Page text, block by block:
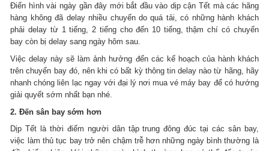
Điển hình vài ngày gần đây mới bắt đầu vào dịp cận Tết mà các hãng
hàng không đã delay nhiều chuyến do quá tải, có những hành khách
phải delay từ 1 tiếng, 2 tiếng cho đến 10 tiếng, thậm chí có chuyến
bay còn bị delay sang ngày hôm sau.
Việc delay này sẽ làm ảnh hưởng đến các kế hoạch của hành khách
trên chuyến bay đó, nên khi có bất kỳ thông tin delay nào từ hãng, hãy
nhanh chóng liên lạc ngay với đại lý nơi mua vé máy bay để có hướng
giải quyết sớm nhất bạn nhé.
2. Đến sân bay sớm hơn
Dịp Tết là thời điểm người dân tập trung đông đúc tại các sân bay,
việc làm thủ tục bay trở nên chậm trễ hơn những ngày bình thường là